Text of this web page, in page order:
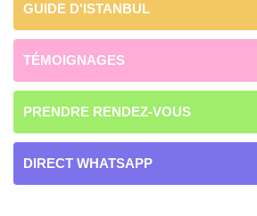
GUIDE D'ISTANBUL
TÉMOIGNAGES
PRENDRE RENDEZ-VOUS
DIRECT WHATSAPP